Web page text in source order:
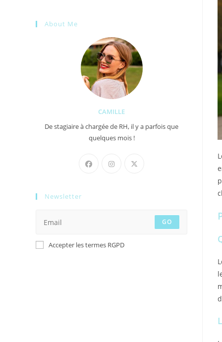
About Me
CAMILLE
De stagiaire à chargée de RH, il y a parfois que
quelques mois !
Newsletter
GO
Accepter les termes RGPD